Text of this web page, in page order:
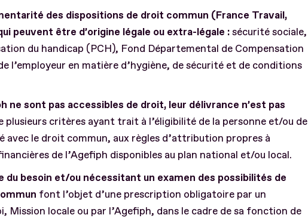
des dispositions de droit commun (France Travail,
peuvent être d’origine légale ou extra-légale :sécurité sociale,
du handicap (PCH), Fond Départemental de Compensation
l’employeur en matière d’hygiène, de sécurité et de conditions
ne sont pas accessibles de droit, leur délivrance n’est pas
critères ayant trait à l’éligibilité de la personne et/ou de
avec le droit commun, aux règles d’attribution propres à
de l’Agefiph disponibles au plan national et/ou local.
du besoin et/ou nécessitant un examen des possibilités de
font l’objet d’une prescription obligatoire par un
Mission locale ou par l’Agefiph, dans le cadre de sa fonction de